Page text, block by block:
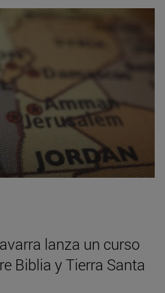
lanza un curso
Biblia y Tierra Santa